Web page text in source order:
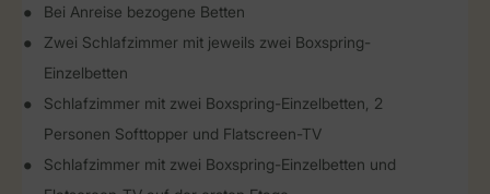
Bei Anreise bezogene Betten
Zwei Schlafzimmer mit jeweils zwei Boxspring-
Einzelbetten
Schlafzimmer mit zwei Boxspring-Einzelbetten, 2
Personen Softtopper und Flatscreen-TV
Schlafzimmer mit zwei Boxspring-Einzelbetten und